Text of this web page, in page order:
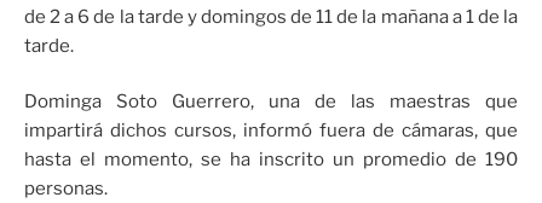
de 2 a 6 de la tarde y domingos de 11 de la mañana a 1 de la
tarde.
Dominga Soto Guerrero, una de las maestras que
impartirá dichos cursos, informó fuera de cámaras, que
hasta el momento, se ha inscrito un promedio de 190
personas.